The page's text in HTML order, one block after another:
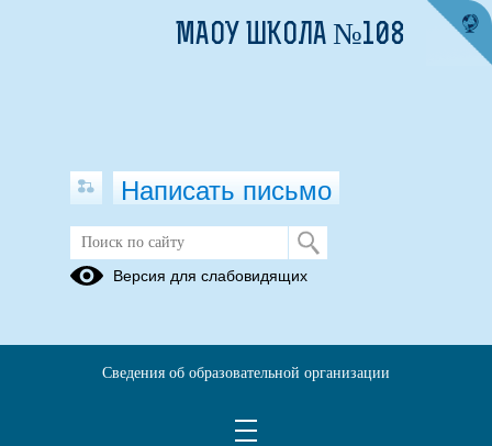
Прием в школу
школу
МАОУ ШКОЛА №108
Написать письмо
Версия для слабовидящих
Сведения об образовательной организации